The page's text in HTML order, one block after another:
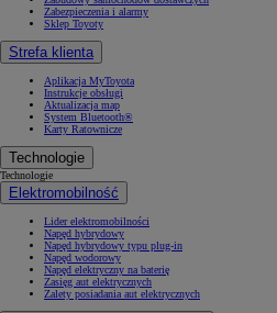
Zabezpieczenia i alarmy
Sklep Toyoty
Strefa klienta
Aplikacja MyToyota
Instrukcje obsługi
Aktualizacja map
System Bluetooth®
Karty Ratownicze
Technologie
Technologie
Elektromobilność
Lider elektromobilności
Napęd hybrydowy
Napęd hybrydowy typu plug-in
Napęd wodorowy
Napęd elektryczny na baterię
Zasięg aut elektrycznych
Zalety posiadania aut elektrycznych